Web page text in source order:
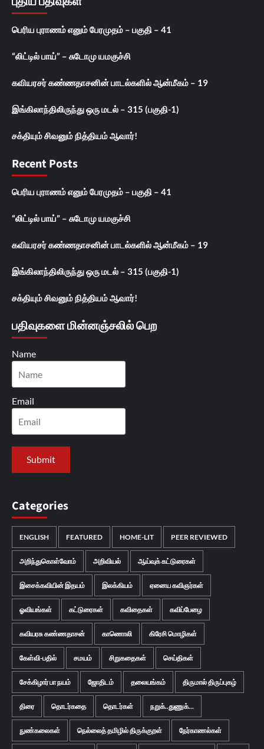
பெரிய புராணம் எனும் பேரமுதம் – பகுதி – 41
“லிட்டில் பாய்” – சுடோமு யமகுச்சி
கவியரசர் கண்ணதாசனின் பாடல்களில் ஆன்மீகம் – 19
இங்கிலாந்திலிருந்து ஒரு மடல் – 315 (பகுதி-1)
சக்தியும் சிவனும் நித்தியம் ஆவார்!
Recent Posts
பெரிய புராணம் எனும் பேரமுதம் – பகுதி – 41
“லிட்டில் பாய்” – சுடோமு யமகுச்சி
கவியரசர் கண்ணதாசனின் பாடல்களில் ஆன்மீகம் – 19
இங்கிலாந்திலிருந்து ஒரு மடல் – 315 (பகுதி-1)
சக்தியும் சிவனும் நித்தியம் ஆவார்!
பதிவுகளை மின்னஞ்சலில் பெற
Name
Email
Categories
ENGLISH FEATURED HOME-LIT PEER REVIEWED
அறிந்துகொள்வோம் அறிவியல் ஆய்வுக் கட்டுரைகள்
இசைக்கவியின் இதயம் இலக்கியம் ஏனைய கவிஞர்கள்
ஓவியங்கள் கட்டுரைகள் கவிதைகள் கவிப்பேழை
கவியரசு கண்ணதாசன் காணொலி கிரேசி மொழிகள்
கேள்வி-பதில் சமயம் சிறுகதைகள் செய்திகள்
சேக்கிழார் பா நயம் ஜோதிடம் தலையங்கம் திருமால் திருப்புகழ்
திரை தொடர்கதை தொடர்கள் நறுக்..துணுக்...
நுண்கலைகள் நெல்லைத் தமிழில் திருக்குறள் நேர்காணல்கள்